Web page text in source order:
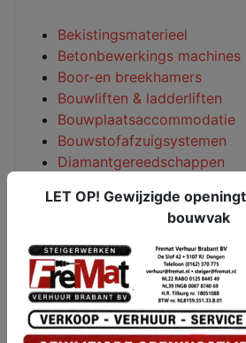
Bekistingsmaterieel
Betonbewerkings machines
Boor-en breekhamers
Bouwliften & ladderliften
Bouwplaatsaccommodatie
Bouwstofafzuigsystemen
Diamantgereedschappen
Electramaterieel
Hijs-en hefwerktuigen
Hoogwerkers
Houtbewerkings machines
Loodgieters gereedschap
Luchtgereedschap
Meetapparatuur
LET OP! Gewijzigde
bouwvak